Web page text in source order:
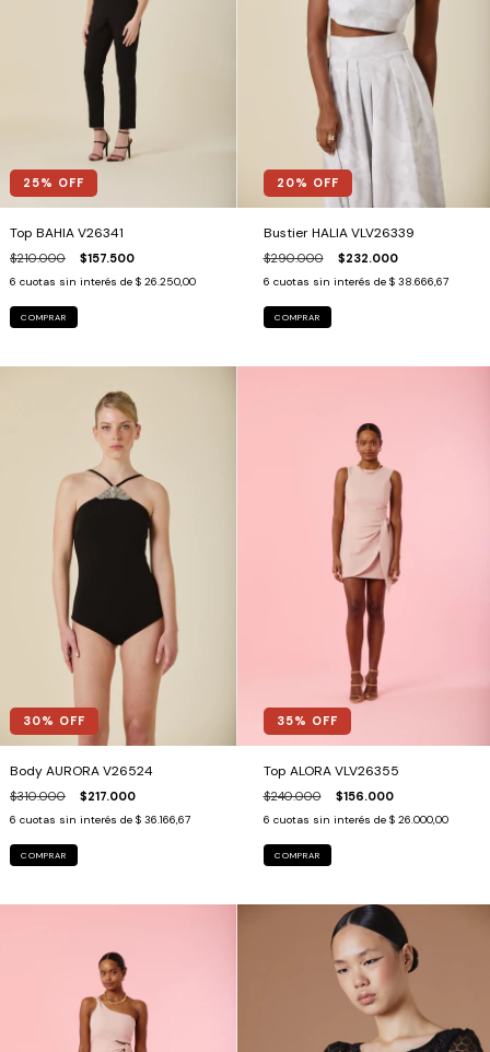
25% OFF
Top BAHIA V26341
$210.000 $157.500
6 cuotas sin interés de $ 26.250,00
COMPRAR
20% OFF
Bustier HALIA VLV26339
$290.000 $232.000
6 cuotas sin interés de $ 38.666,67
COMPRAR
30% OFF
Body AURORA V26524
$310.000 $217.000
6 cuotas sin interés de $ 36.166,67
COMPRAR
35% OFF
Top ALORA VLV26355
$240.000 $156.000
6 cuotas sin interés de $ 26.000,00
COMPRAR